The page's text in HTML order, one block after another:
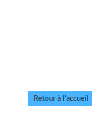
Retour à l'accueil